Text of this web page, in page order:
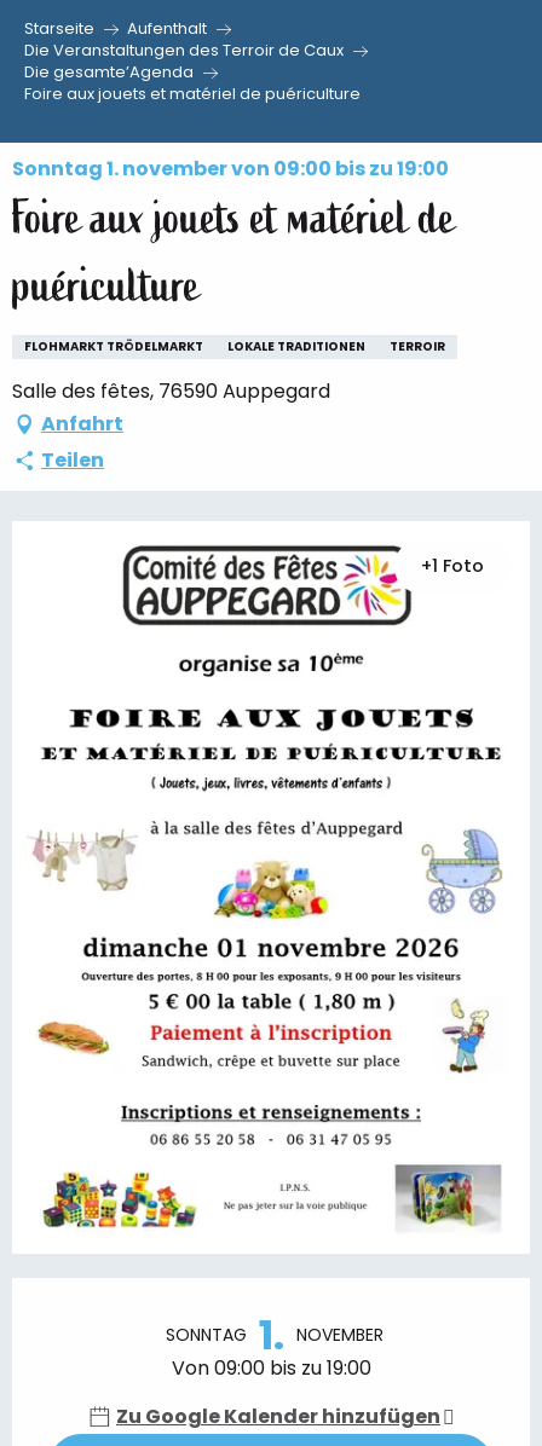
Aller
principal
Starseite
Aufenthalt
Die Veranstaltungen des Terroir de Caux
Die gesamte’Agenda
Foire aux jouets et matériel de puériculture
Sonntag 1. november von 09:00 bis zu 19:00
Foire aux jouets et matériel de
puériculture
FLOHMARKT TRÖDELMARKT LOKALE TRADITIONEN TERROIR
Salle des fêtes, 76590 Auppegard
Anfahrt
Teilen
+1 Foto
SONNTAG 1. NOVEMBER
Von 09:00 bis zu 19:00
Zu Google Kalender hinzufügen